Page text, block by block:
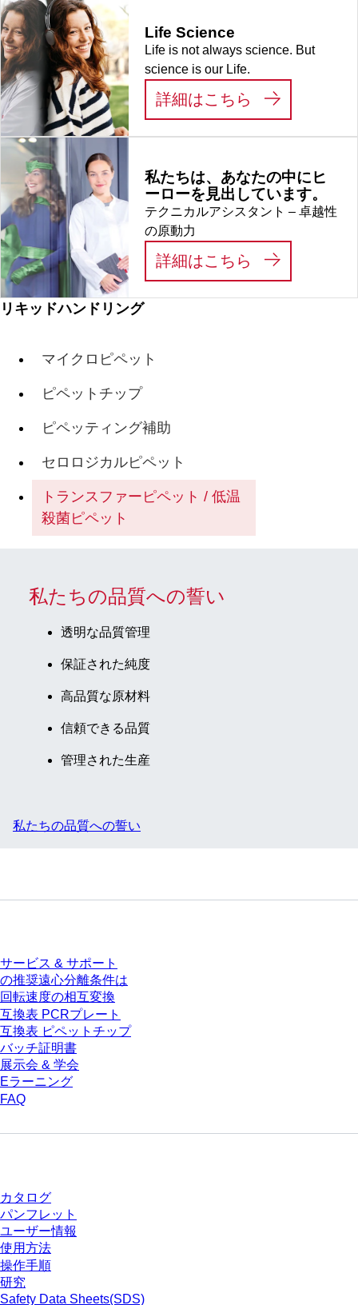
リキッドハンドリング
マイクロピペット
ピペットチップ
ピペッティング補助
セロロジカルピペット
トランスファーピペット / 低温
殺菌ピペット
Life Science
Life is not always science. But
science is our Life.
詳細はこちら LIFE
私たちは、あなたの中にヒ
ーローを見出しています。
テクニカルアシスタント – 卓越性
の原動力
詳細はこちら 私たちは、
私たちの品質への誓い
透明な品質管理
保証された純度
高品質な原材料
信頼できる品質
管理された生産
私たちの品質への誓い
サービス & サポート
の推奨遠心分離条件は
回転速度の相互変換
互換表 PCRプレート
互換表 ピペットチップ
バッチ証明書
展示会 & 学会
Eラーニング
FAQ
カタログ
パンフレット
ユーザー情報
使用方法
操作手順
研究
Safety Data Sheets(SDS)